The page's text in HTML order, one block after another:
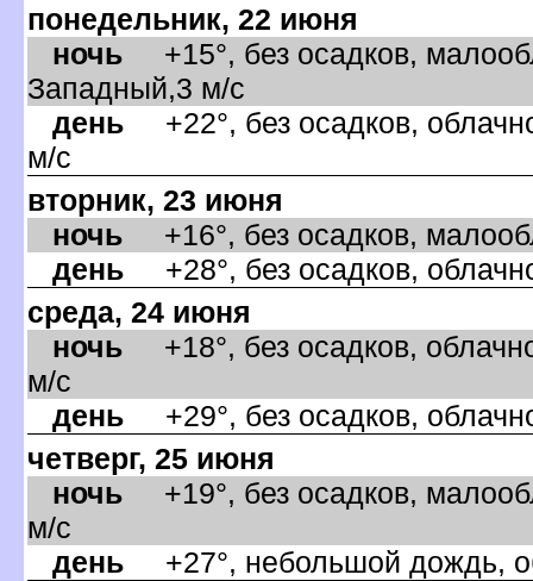
понедельник, 22 июня
ночь +15°, без осадков,
Западный,3 м/с
день +22°, без осадков,
м/с
торник, 23 июня
ночь +16°, без осадков,
день +28°, без осадков,
среда, 24 июня
ночь +18°, без осадков,
м/с
день +29°, без осадков,
четверг, 25 июня
ночь +19°, без осадков,
м/с
день +27°, небольшой дождь,